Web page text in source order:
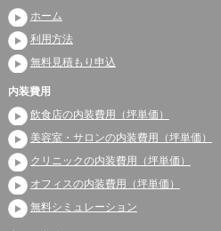
ホーム
利用方法
無料見積もり申込
内装費用
飲食店の内装費用（坪単価）
美容室・サロンの内装費用（坪単価）
クリニックの内装費用（坪単価）
オフィスの内装費用（坪単価）
無料シミュレーション